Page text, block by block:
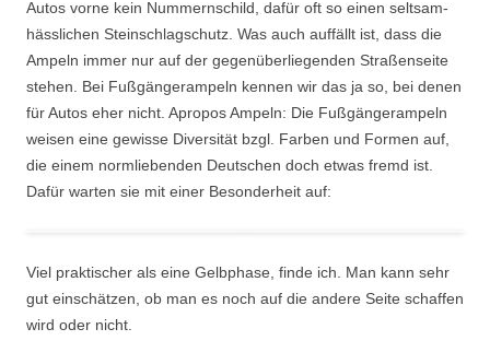
Autos vorne kein Nummernschild, dafür oft so einen seltsam-
hässlichen Steinschlagschutz. Was auch auffällt ist, dass die
Ampeln immer nur auf der gegenüberliegenden Straßenseite
stehen. Bei Fußgängerampeln kennen wir das ja so, bei denen
für Autos eher nicht. Apropos Ampeln: Die Fußgängerampeln
weisen eine gewisse Diversität bzgl. Farben und Formen auf,
die einem normliebenden Deutschen doch etwas fremd ist.
Dafür warten sie mit einer Besonderheit auf:
Viel praktischer als eine Gelbphase, finde ich. Man kann sehr
gut einschätzen, ob man es noch auf die andere Seite schaffen
wird oder nicht.